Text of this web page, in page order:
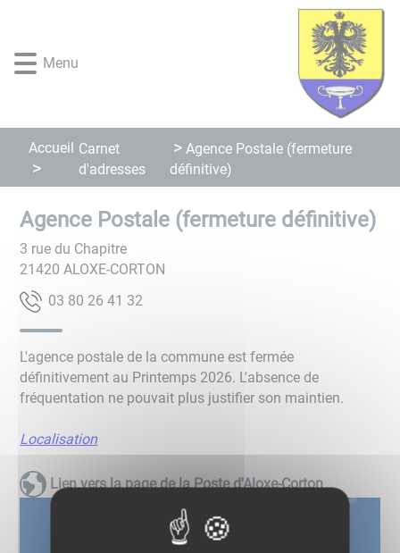
rapide
au
rapide
au
rapide
rapide
au
page
Menu
Accueil Carnet
d'adresses
Agence Postale (fermeture
définitive)
Agence Postale (fermeture définitive)
3 rue du Chapitre
21420 ALOXE-CORTON
23 14 62 08 30
L'agence postale de la commune est fermée
définitivement au Printemps 2026. L'absence de
fréquentation ne pouvait plus justifier son maintien.
Localisation
Lien vers la page de la Poste d'Aloxe-Corton